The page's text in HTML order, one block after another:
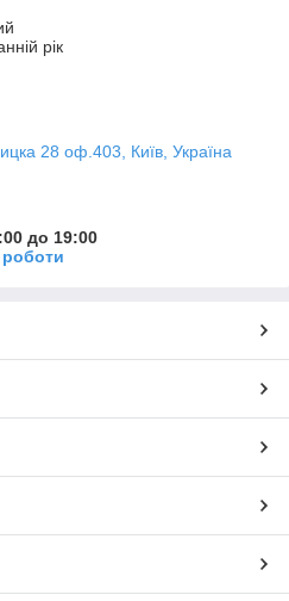
рік
28 оф.403, Київ, Україна
до 19:00
роботи